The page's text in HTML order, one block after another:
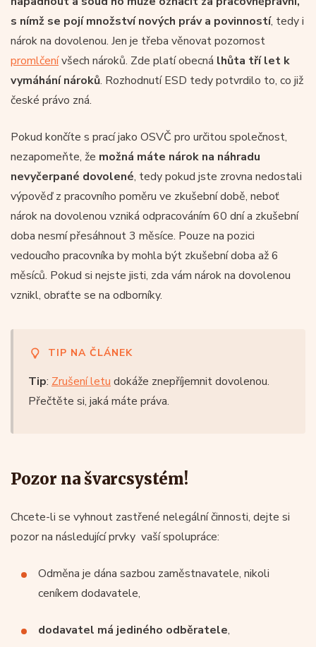
s nímž se pojí množství nových práv a povinností, tedy i
nárok na dovolenou. Jen je třeba věnovat pozornost
promlčenívšech nároků. Zde platí obecná lhůta tří let k
vymáhání nároků. Rozhodnutí ESD tedy potvrdilo to, co již
české právo zná.
Pokud končíte s prací jako OSVČ pro určitou společnost,
nezapomeňte, že možná máte nárok na náhradu
nevyčerpané dovolené, tedy pokud jste zrovna nedostali
výpověď z pracovního poměru ve zkušební době, neboť
nárok na dovolenou vzniká odpracováním 60 dní a zkušební
doba nesmí přesáhnout 3 měsíce. Pouze na pozici
vedoucího pracovníka by mohla být zkušební doba až 6
měsíců. Pokud si nejste jisti, zda vám nárok na dovolenou
vznikl, obraťte se na odborníky.
TIP NA ČLÁNEK
Tip: Zrušení letu dokáže znepříjemnit dovolenou.
Přečtěte si, jaká máte práva.
Pozor na švarcsystém!
Chcete-li se vyhnout zastřené nelegální činnosti, dejte si
pozor na následující prvky vaší spolupráce:
Odměna je dána sazbou zaměstnavatele, nikoli
ceníkem dodavatele,
dodavatel má jediného odběratele,